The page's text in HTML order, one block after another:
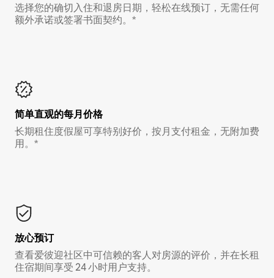
选择您的确切入住和退房日期，轻松在线预订，无需任何
额外承诺或签署书面契约。*
简单直观的每月价格
长期租住度假屋可享特别好价，按月支付租金，无附加费
用。*
放心预订
查看爱彼迎社区中可信赖的客人对房源的评价，并在长租
住宿期间享受 24 小时用户支持。